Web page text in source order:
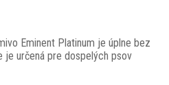
Eminent Platinum je úplne bez
je určená pre dospelých psov